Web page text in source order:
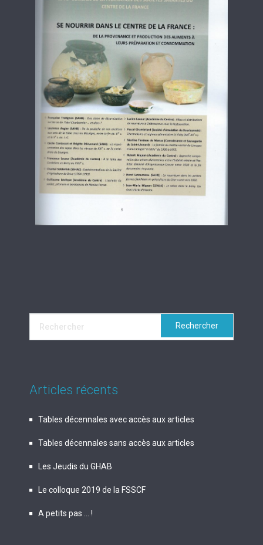
Articles récents
Tables décennales avec accès aux articles
Tables décennales sans accès aux articles
Les Jeudis du GHAB
Le colloque 2019 de la FSSCF
A petits pas … !